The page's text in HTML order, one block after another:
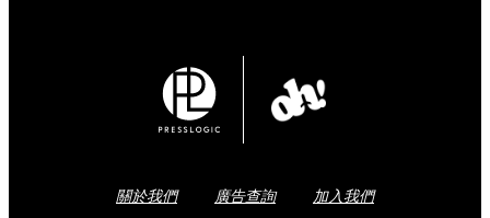
關於我們 廣告查詢 加入我們